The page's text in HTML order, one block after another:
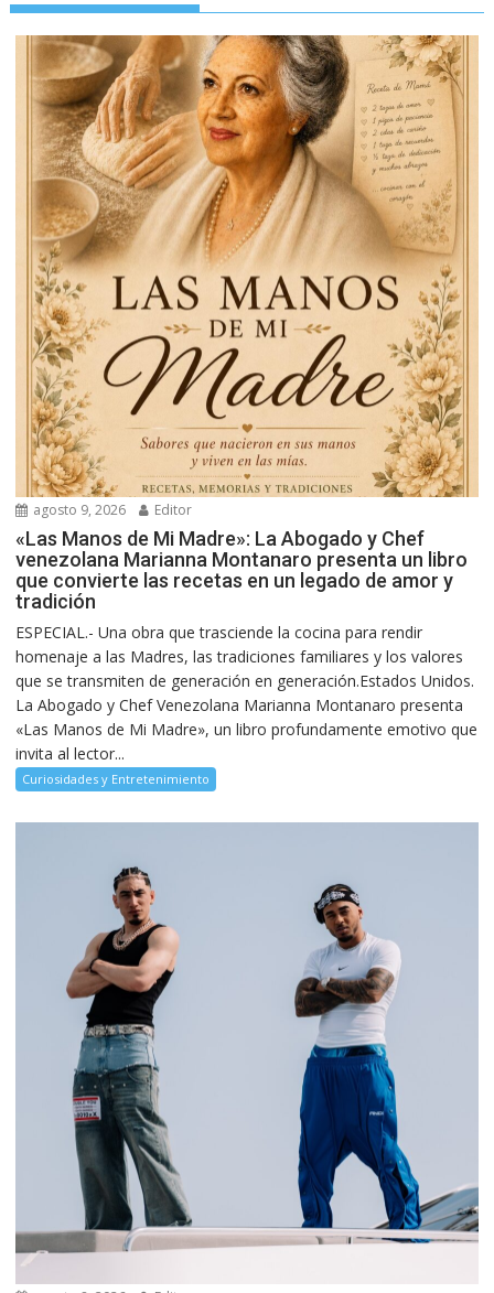
agosto 9, 2026 Editor
«Las Manos de Mi Madre»: La Abogado y Chef
venezolana Marianna Montanaro presenta un libro
que convierte las recetas en un legado de amor y
tradición
ESPECIAL.- Una obra que trasciende la cocina para rendir
homenaje a las Madres, las tradiciones familiares y los valores
que se transmiten de generación en generación.Estados Unidos.
La Abogado y Chef Venezolana Marianna Montanaro presenta
«Las Manos de Mi Madre», un libro profundamente emotivo que
invita al lector...
Curiosidades y Entretenimiento